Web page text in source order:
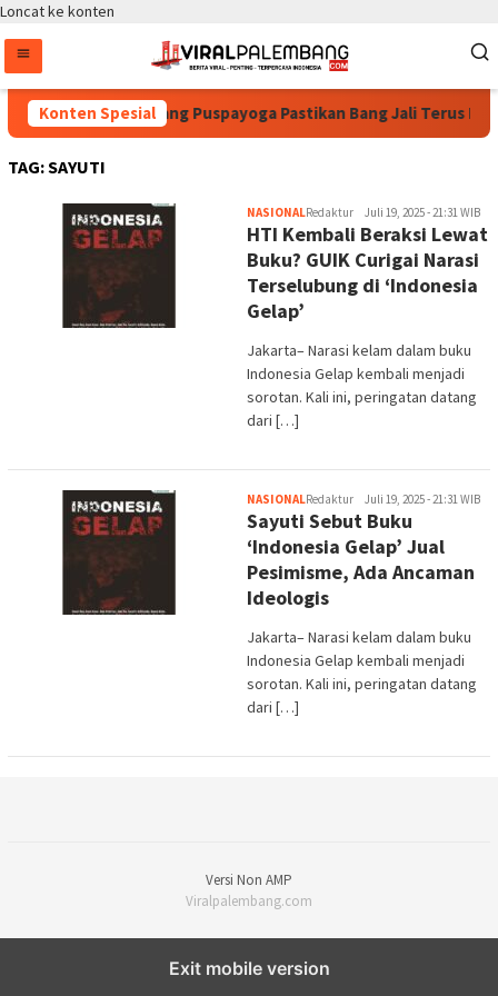
Loncat ke konten
Konten SpesialBintang Puspayoga Pastikan Bang Jali Terus
TAG:SAYUTI
NASIONALRedaktur Juli 19, 2025 - 21:31 WIB
HTI Kembali Beraksi Lewat
Buku? GUIK Curigai Narasi
Terselubung di ‘Indonesia
Gelap’
Jakarta– Narasi kelam dalam buku
Indonesia Gelap kembali menjadi
sorotan. Kali ini, peringatan datang
dari […]
NASIONALRedaktur Juli 19, 2025 - 21:31 WIB
Sayuti Sebut Buku
‘Indonesia Gelap’ Jual
Pesimisme, Ada Ancaman
Ideologis
Jakarta– Narasi kelam dalam buku
Indonesia Gelap kembali menjadi
sorotan. Kali ini, peringatan datang
dari […]
Versi Non AMP
Viralpalembang.com
Exit mobile version